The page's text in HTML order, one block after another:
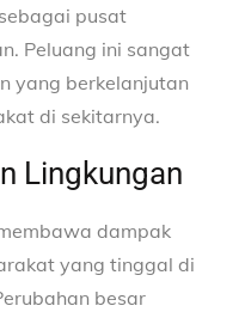
pusat
Peluang ini sangat
yang berkelanjutan
di sekitarnya.
Lingkungan
dampak
yang tinggal di
besar